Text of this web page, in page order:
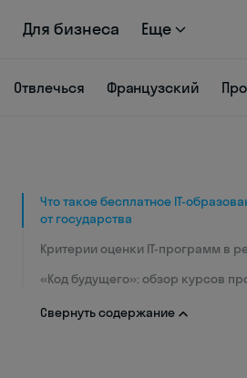
Для бизнеса Еще
Отвлечься Французский
Что такое бесплатное IT-
от государства
Критерии оценки IT-программ в
«Код будущего»: обзор курсов
Свернуть содержание